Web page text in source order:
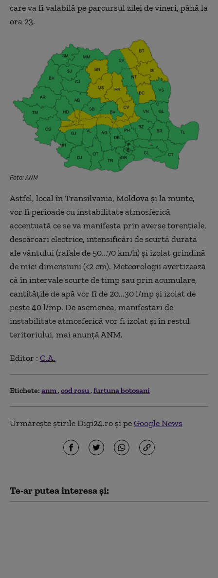
care va fi valabilă pe parcursul zilei de vineri, până la
ora 23.
Foto: ANM
Astfel, local în Transilvania, Moldova și la munte,
vor fi perioade cu instabilitate atmosferică
accentuată ce se va manifesta prin averse torențiale,
descărcări electrice, intensificări de scurtă durată
ale vântului (rafale de 50...70 km/h) și izolat grindină
de mici dimensiuni (<2 cm). Meteorologii avertizează
că în intervale scurte de timp sau prin acumulare,
cantitățile de apă vor fi de 20...30 l/mp și izolat de
peste 40 l/mp. De asemenea, manifestări de
instabilitate atmosferică vor fi izolat și în restul
teritoriului, mai anunță ANM.
Editor : C.A.
Etichete: anm cod rosu furtuna botosani
Urmărește știrile Digi24.ro și peGoogle News
Te-ar putea interesa și: